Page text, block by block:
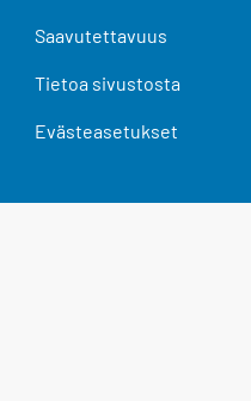
Saavutettavuus
Tietoa sivustosta
Evästeasetukset